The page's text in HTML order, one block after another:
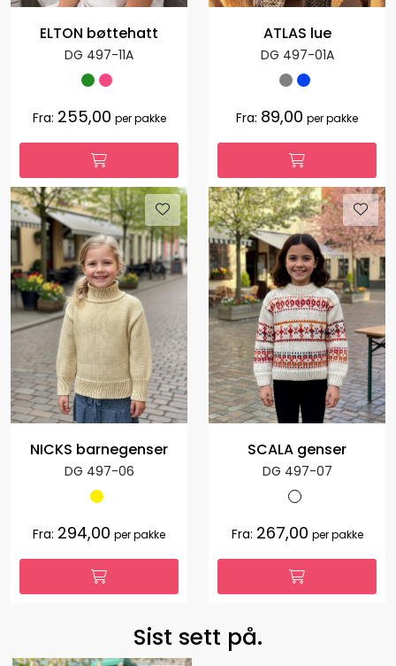
ELTON bøttehatt
DG 497-11A
Fra: 255,00 per pakke
ATLAS lue
DG 497-01A
Fra: 89,00 per pakke
NICKS barnegenser
DG 497-06
Fra: 294,00 per pakke
SCALA genser
DG 497-07
Fra: 267,00 per pakke
Sist sett på.